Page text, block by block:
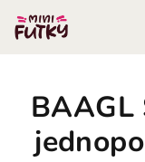
obsah
BAAGL